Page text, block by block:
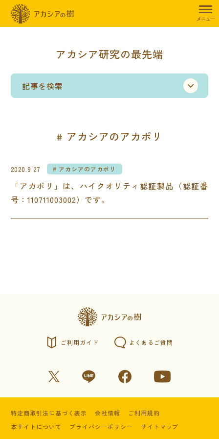
メニュー
アカシア研究の最先端
記事を検索
アカシアのアカポリ
2020.9.27 アカシアのアカポリ
「アカポリ」は、ハイクオリティ認証製品（認証番
号：110711003002）です。
ご利用ガイド よくあるご質問
特定商取引法に基づく表示 会社情報
ご利用規約
本サイトについて
プライバシーポリシー サイトマップ